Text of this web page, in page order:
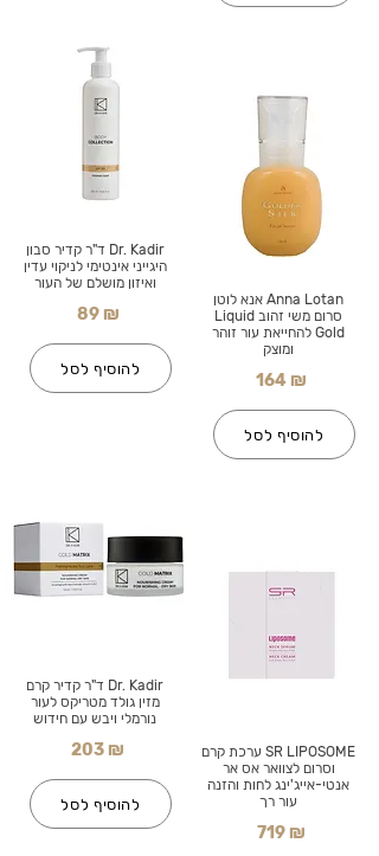
Dr. Kadir ד"ר קדיר סבון
היגייני אינטימי לניקוי עדין
ואיזון מושלם של העור
89 ₪
להוסיף לסל
Dr. Kadir ד"ר קדיר קרם
מזין גולד מטריקס לעור
נורמלי ויבש עם חידוש
203 ₪
להוסיף לסל
Anna Lotan אנא לוטן
סרום משי זהוב Liquid
Gold להחייאת עור זוהר
ומוצק
164 ₪
להוסיף לסל
SR LIPOSOME ערכת קרם
וסרום לצוואר אס אר
אנטי-אייג'ינג לחות והזנה
עור רך
719 ₪